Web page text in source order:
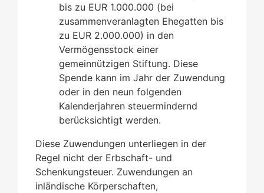
bis zu EUR 1.000.000 (bei
zusammenveranlagten Ehegatten bis
zu EUR 2.000.000) in den
Vermögensstock einer
gemeinnützigen Stiftung. Diese
Spende kann im Jahr der Zuwendung
oder in den neun folgenden
Kalenderjahren steuermindernd
berücksichtigt werden.
Diese Zuwendungen unterliegen in der
Regel nicht der Erbschaft- und
Schenkungsteuer. Zuwendungen an
inländische Körperschaften,